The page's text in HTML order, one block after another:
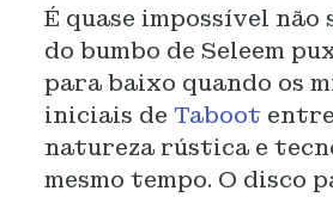
É quase impossível
do bumbo de Seleem
para baixo quando os
iniciais de Taboot
natureza rústica e
mesmo tempo. O disco